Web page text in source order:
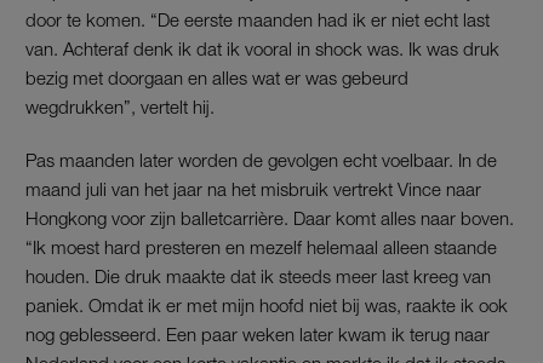
door te komen. “De eerste maanden had ik er niet echt last
van. Achteraf denk ik dat ik vooral in shock was. Ik was druk
bezig met doorgaan en alles wat er was gebeurd
wegdrukken”, vertelt hij.
Pas maanden later worden de gevolgen echt voelbaar. In de
maand juli van het jaar na het misbruik vertrekt Vince naar
Hongkong voor zijn balletcarrière. Daar komt alles naar boven.
“Ik moest hard presteren en mezelf helemaal alleen staande
houden. Die druk maakte dat ik steeds meer last kreeg van
paniek. Omdat ik er met mijn hoofd niet bij was, raakte ik ook
nog geblesseerd. Een paar weken later kwam ik terug naar